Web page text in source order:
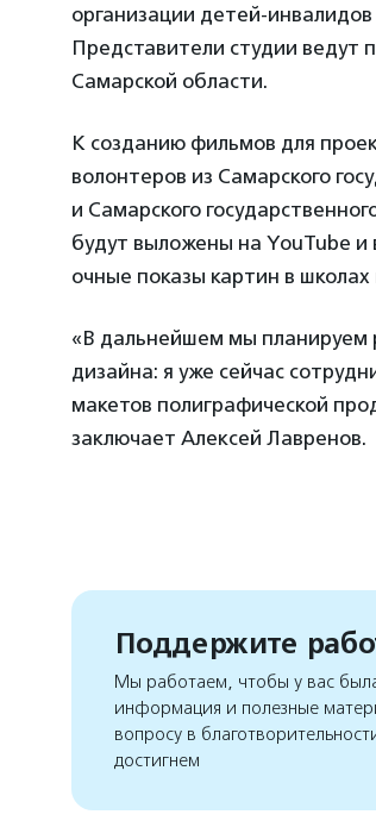
организации детей-
Представители студии ведут
Самарской области.
К созданию фильмов для
волонтеров из Самарского
и Самарского
будут выложены на YouTube и
очные показы картин в школах
«В дальнейшем мы планируем
дизайна: я уже сейчас
макетов полиграфической
заключает Алексей Лавренов.
Поддержите
Мы работаем, чтобы у вас была
информация и полезные
вопросу в
достигнем